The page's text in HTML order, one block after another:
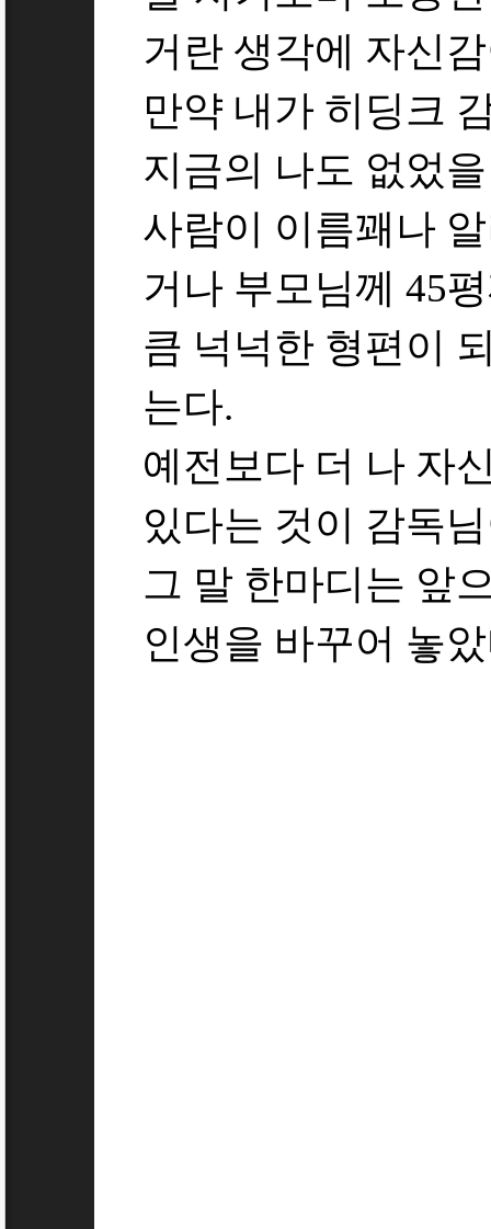
거란 생각에 자신
만약 내가 히딩크
지금의 나도 없었
사람이 이름꽤나
거나 부모님께 45
큼 넉넉한 형편이
는다.
예전보다 더 나 자
있다는 것이 감독
그 말 한마디는 앞
인생을 바꾸어 놓